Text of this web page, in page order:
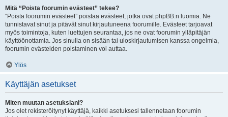
Mitä “Poista foorumin evästeet” tekee?
“Poista foorumin evästeet” poistaa evästeet, jotka ovat phpBB:n luomia. Ne
tunnistavat sinut ja pitävät sinut kirjautuneena foorumille. Evästeet tarjoavat
myös toimintoja, kuten luettujen seurantaa, jos ne ovat foorumin ylläpitäjän
käyttöönottamia. Jos sinulla on sisään tai uloskirjautumisen kanssa ongelmia,
foorumin evästeiden poistaminen voi auttaa.
Ylös
Käyttäjän asetukset
Miten muutan asetuksiani?
Jos olet rekisteröitynyt käyttäjä, kaikki asetuksesi tallennetaan foorumin